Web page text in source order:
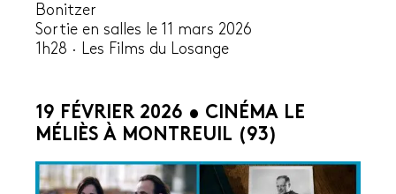
Bonitzer
Sortie en salles le 11 mars 2026
1h28 · Les Films du Losange
19 FÉVRIER 2026 • CINÉMA LE
MÉLIÈS À MONTREUIL (93)